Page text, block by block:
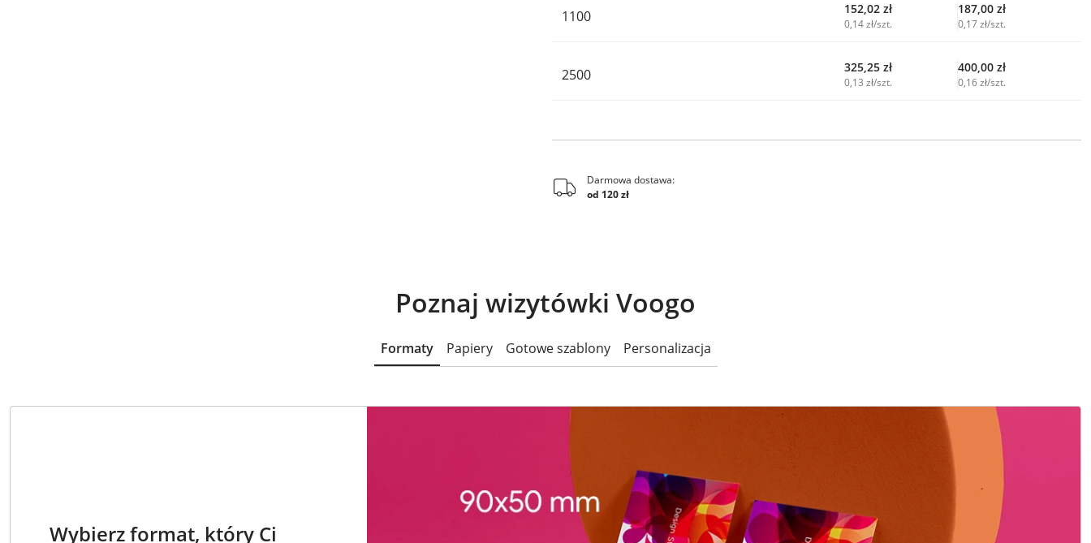
1100 152,02 zł
0,14 zł/szt.
187,00 zł
0,17 zł/szt.
2500 325,25 zł
0,13 zł/szt.
400,00 zł
0,16 zł/szt.
Darmowa dostawa:
od 120 zł
Poznaj wizytówki Voogo
Formaty Papiery Gotowe szablony Personalizacja
Wybierz format, który Ci